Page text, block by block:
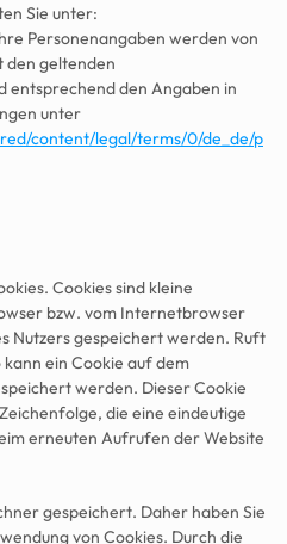
Personenangaben werden von
den geltenden
entsprechend den Angaben in
content/legal/terms/0/de_de/p
Cookies sind kleine
bzw. vom Internetbrowser
Nutzers gespeichert werden. Ruft
ein Cookie auf dem
werden. Dieser Cookie
die eine eindeutige
erneuten Aufrufen der Website
gespeichert. Daher haben Sie
von Cookies. Durch die